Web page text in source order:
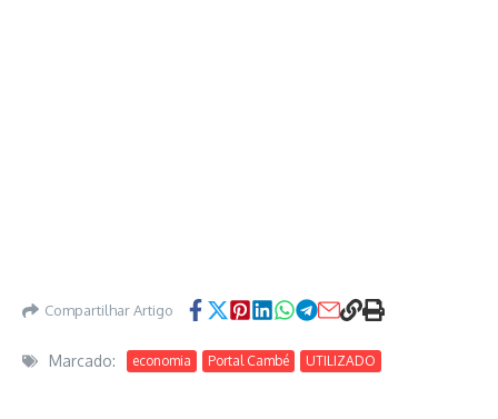
Compartilhar Artigo
Marcado: economia Portal Cambé UTILIZADO